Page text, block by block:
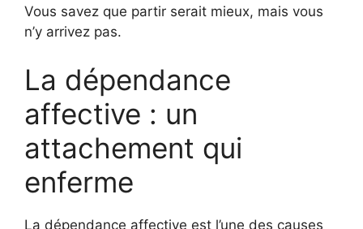
Vous savez que partir serait mieux, mais vous
n’y arrivez pas.
La dépendance
affective : un
attachement qui
enferme
La dépendance affective est l’une des causes